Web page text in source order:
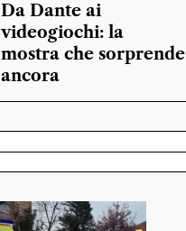
Da Dante ai
videogiochi: la
mostra che sorprende
ancora